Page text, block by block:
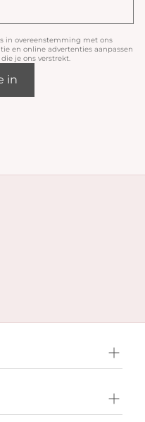
in overeenstemming met ons
en online advertenties aanpassen
je ons verstrekt.
in